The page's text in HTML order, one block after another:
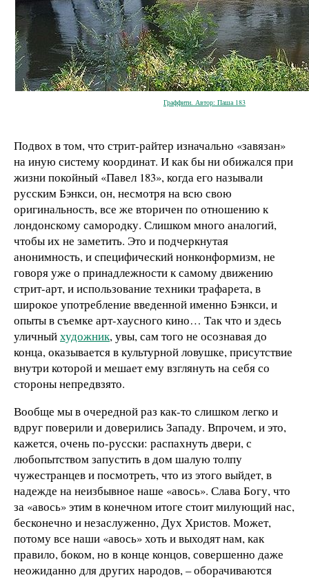
Граффити. Автор: Паша 183
Подвох в том, что стрит-райтер изначально «завязан»
на иную систему координат. И как бы ни обижался при
жизни покойный «Павел 183», когда его называли
русским Бэнкси, он, несмотря на всю свою
оригинальность, все же вторичен по отношению к
лондонскому самородку. Слишком много аналогий,
чтобы их не заметить. Это и подчеркнутая
анонимность, и специфический нонконформизм, не
говоря уже о принадлежности к самому движению
стрит-арт, и использование техники трафарета, в
широкое употребление введенной именно Бэнкси, и
опыты в съемке арт-хаусного кино… Так что и здесь
уличныйхудожник, увы, сам того не осознавая до
конца, оказывается в культурной ловушке, присутствие
внутри которой и мешает ему взглянуть на себя со
стороны непредвзято.
Вообще мы в очередной раз как-то слишком легко и
вдруг поверили и доверились Западу. Впрочем, и это,
кажется, очень по-русски: распахнуть двери, с
любопытством запустить в дом шалую толпу
чужестранцев и посмотреть, что из этого выйдет, в
надежде на неизбывное наше «авось». Слава Богу, что
за «авось» этим в конечном итоге стоит милующий нас,
бесконечно и незаслуженно, Дух Христов. Может,
потому все наши «авось» хоть и выходят нам, как
правило, боком, но в конце концов, совершенно даже
неожиданно для других народов, – оборачиваются